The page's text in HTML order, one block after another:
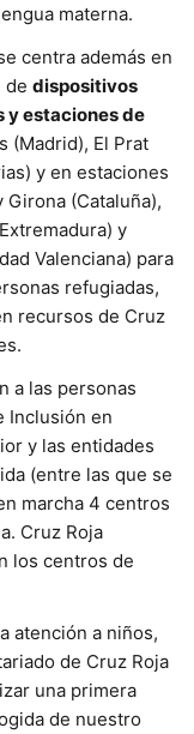
materna.
centra además en
de dispositivos
y estaciones de
(Madrid), El Prat
y en estaciones
(Cataluña),
y
Valenciana) para
refugiadas,
recursos de Cruz
a las personas
Inclusión en
y las entidades
(entre las que se
marcha 4 centros
Cruz Roja
los centros de
atención a niños,
de Cruz Roja
una primera
de nuestro